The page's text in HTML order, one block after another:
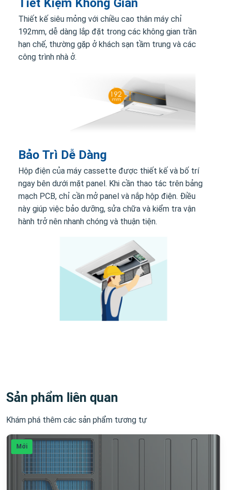
Tiết Kiệm Không Gian
Thiết kế siêu mỏng với chiều cao thân máy chỉ
192mm, dễ dàng lắp đặt trong các không gian trần
hạn chế, thường gặp ở khách sạn tầm trung và các
công trình nhà ở.
Bảo Trì Dễ Dàng
Hộp điện của máy cassette được thiết kế và bố trí
ngay bên dưới mặt panel. Khi cần thao tác trên bảng
mạch PCB, chỉ cần mở panel và nắp hộp điện. Điều
này giúp việc bảo dưỡng, sửa chữa và kiểm tra vận
hành trở nên nhanh chóng và thuận tiện.
Sản phẩm liên quan
Khám phá thêm các sản phẩm tương tự
Mới